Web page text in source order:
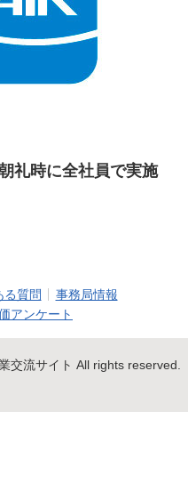
礼時に全社員で実施
る質問
事務局情報
アンケート
交流サイト All rights reserved.